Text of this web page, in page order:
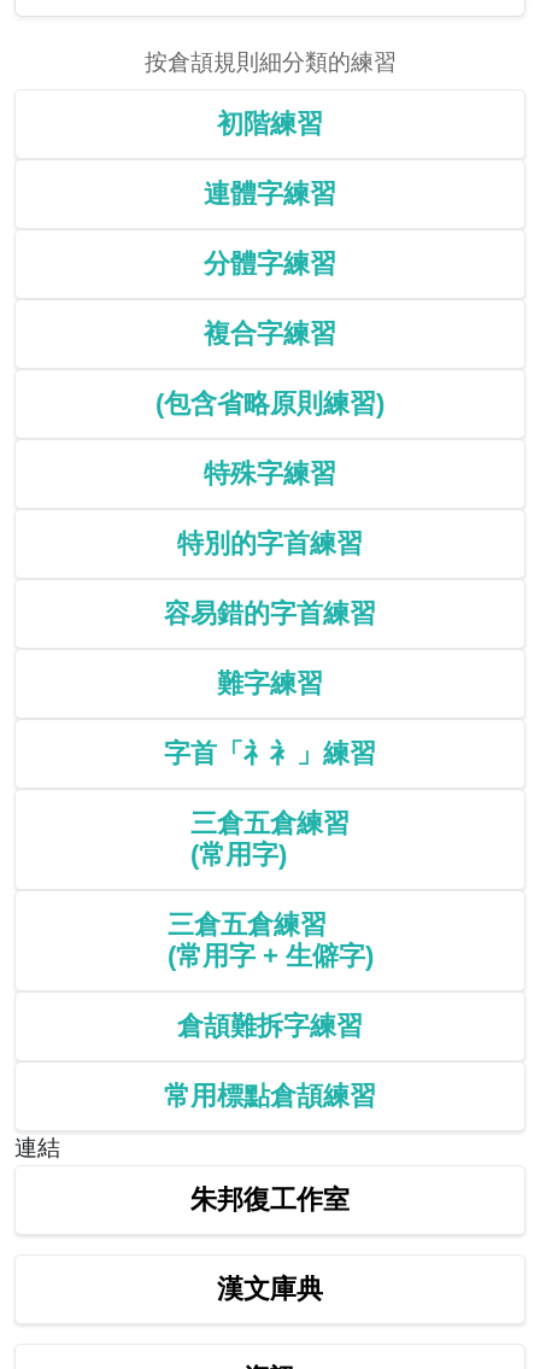
按倉頡規則細分類的練習
初階練習
連體字練習
分體字練習
複合字練習
(包含省略原則練習)
特殊字練習
特別的字首練習
容易錯的字首練習
難字練習
字首「礻衤」練習
三倉五倉練習
(常用字)
三倉五倉練習
(常用字 + 生僻字)
倉頡難拆字練習
常用標點倉頡練習
連結
朱邦復工作室
漢文庫典